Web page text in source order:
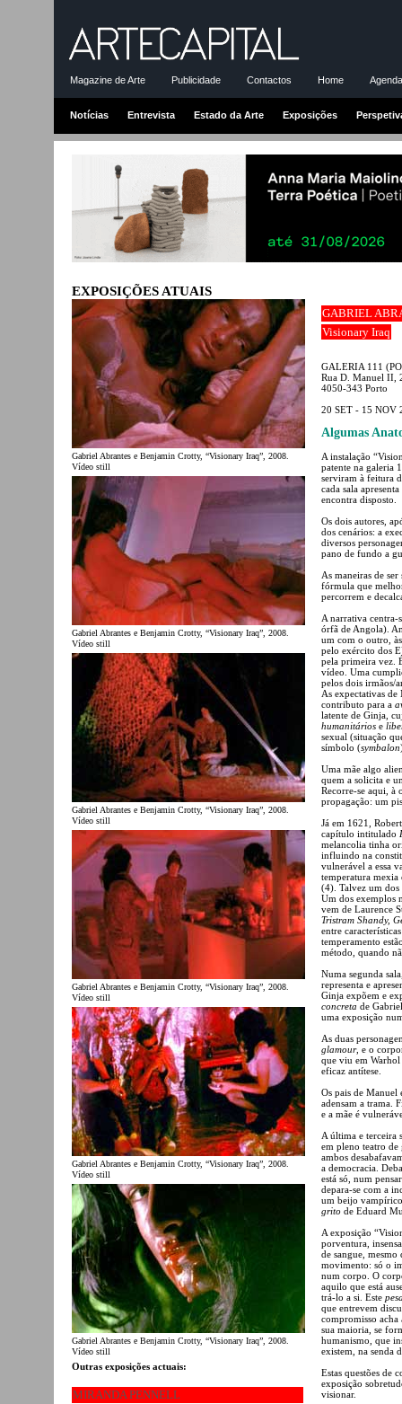
Magazine de Arte Publicidade Contactos Home
Notícias Entrevista Estado da Arte Exposições
EXPOSIÇÕES ATUAIS
Gabriel Abrantes e Benjamin Crotty, “Visionary Iraq”, 2008.
Vídeo still
Gabriel Abrantes e Benjamin Crotty, “Visionary Iraq”, 2008.
Vídeo still
Gabriel Abrantes e Benjamin Crotty, “Visionary Iraq”, 2008.
Vídeo still
Gabriel Abrantes e Benjamin Crotty, “Visionary Iraq”, 2008.
Vídeo still
Gabriel Abrantes e Benjamin Crotty, “Visionary Iraq”, 2008.
Vídeo still
Gabriel Abrantes e Benjamin Crotty, “Visionary Iraq”, 2008.
Vídeo still
Outras exposições actuais:
MIRANDA PENNELL
GABRIEL
Visionary Iraq
GALERIA 111
Rua D. Manuel II,
4050-343 Porto
20 SET - 15 NOV
Algumas
A instalação
patente na galeria
serviram à feitura
cada sala
encontra disposto.
Os dois autores,
dos cenários: a
diversos
pano de fundo a
As maneiras de ser
fórmula que
percorrem e
A narrativa centra-
órfã de Angola).
um com o outro,
pelo exército dos
pela primeira vez.
vídeo. Uma
pelos dois irmãos/
As expectativas de
contributo para a
latente de Ginja,
humanitários e
sexual (situação
símbolo (symbalon
Uma mãe algo
quem a solicita e
Recorre-se aqui, à
propagação: um
Já em 1621,
capítulo intitulado
melancolia tinha
influindo na
vulnerável a essa
temperatura
(4). Talvez um dos
Um dos exemplos
vem de Laurence
Tristram Shandy,
entre
temperamento
método, quando
Numa segunda
representa e
Ginja expõem e
concreta de
uma exposição
As duas
glamour, e o
que viu em
eficaz antítese.
Os pais de Manuel
adensam a trama.
e a mãe é
A última e terceira
em pleno teatro
ambos
a democracia.
está só, num
depara-se com a
um beijo
grito de Eduard
A exposição
porventura,
de sangue,
movimento: só o
num corpo. O
aquilo que está
trá-lo a si. Este
que entrevem
compromisso acha
sua maioria, se
humanismo, que
existem, na senda
Estas questões de
exposição
visionar.